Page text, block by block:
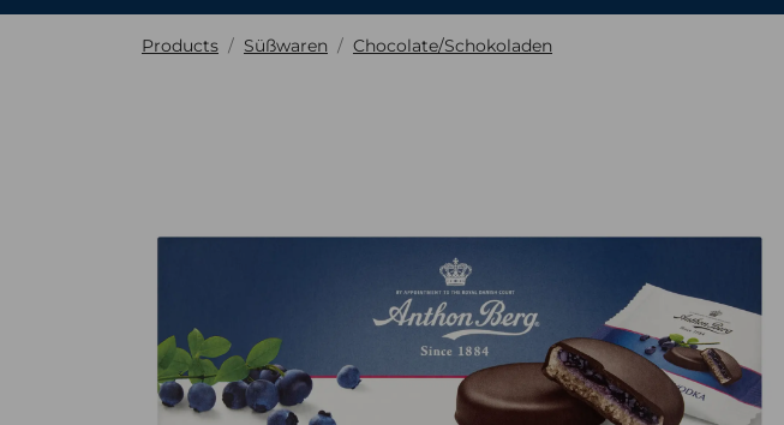
Products Süßwaren Chocolate/Schokoladen